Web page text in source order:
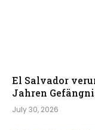
El Salvador
Jahren
July 30, 2026